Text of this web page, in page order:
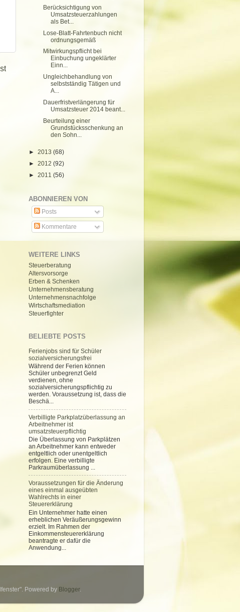
Berücksichtigung von
Umsatzsteuerzahlungen
als Bet...
Lose-Blatt-Fahrtenbuch nicht
ordnungsgemäß
Mitwirkungspflicht bei
Einbuchung ungeklärter
Einn...
Ungleichbehandlung von
selbstständig Tätigen und
A...
Dauerfristverlängerung für
Umsatzsteuer 2014 beant...
Beurteilung einer
Grundstücksschenkung an
den Sohn...
► 2013 (68)
► 2012 (92)
► 2011 (56)
ABONNIEREN VON
Posts
Kommentare
WEITERE LINKS
Steuerberatung
Altersvorsorge
Erben & Schenken
Unternehmensberatung
Unternehmensnachfolge
Wirtschaftsmediation
Steuerfighter
BELIEBTE POSTS
Ferienjobs sind für Schüler
sozialversicherungsfrei
Während der Ferien können
Schüler unbegrenzt Geld
verdienen, ohne
sozialversicherungspflichtig zu
werden. Voraussetzung ist, dass die
Beschä...
Verbilligte Parkplatzüberlassung an
Arbeitnehmer ist
umsatzsteuerpflichtig
Die Überlassung von Parkplätzen
an Arbeitnehmer kann entweder
entgeltlich oder unentgeltlich
erfolgen. Eine verbilligte
Parkraumüberlassung ...
Voraussetzungen für die Änderung
eines einmal ausgeübten
Wahlrechts in einer
Steuererklärung
Ein Unternehmer hatte einen
erheblichen Veräußerungsgewinn
erzielt. Im Rahmen der
Einkommensteuererklärung
beantragte er dafür die
Anwendung...
Powered by Blogger.